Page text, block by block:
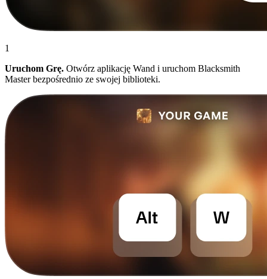
1
Uruchom Grę. Otwórz aplikację Wand i uruchom Blacksmith
Master bezpośrednio ze swojej biblioteki.